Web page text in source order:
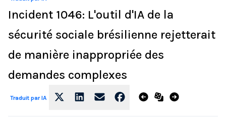
Incident 1046: L'outil d'IA de la
sécurité sociale brésilienne rejetterait
de manière inappropriée des
demandes complexes
Traduit par IA